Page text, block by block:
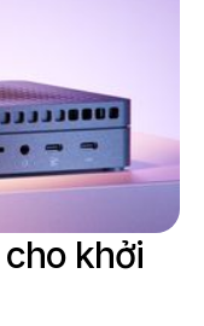
khởi